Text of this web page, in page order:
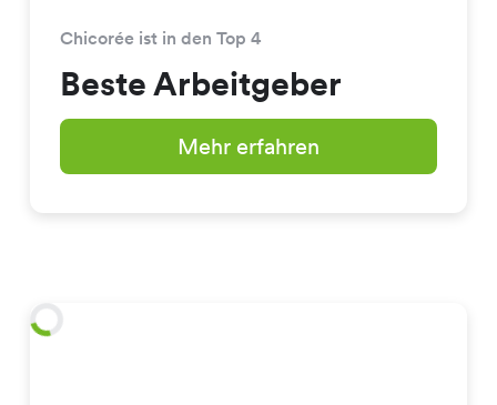
Chicorée ist in den Top 4
Beste Arbeitgeber
Mehr erfahren